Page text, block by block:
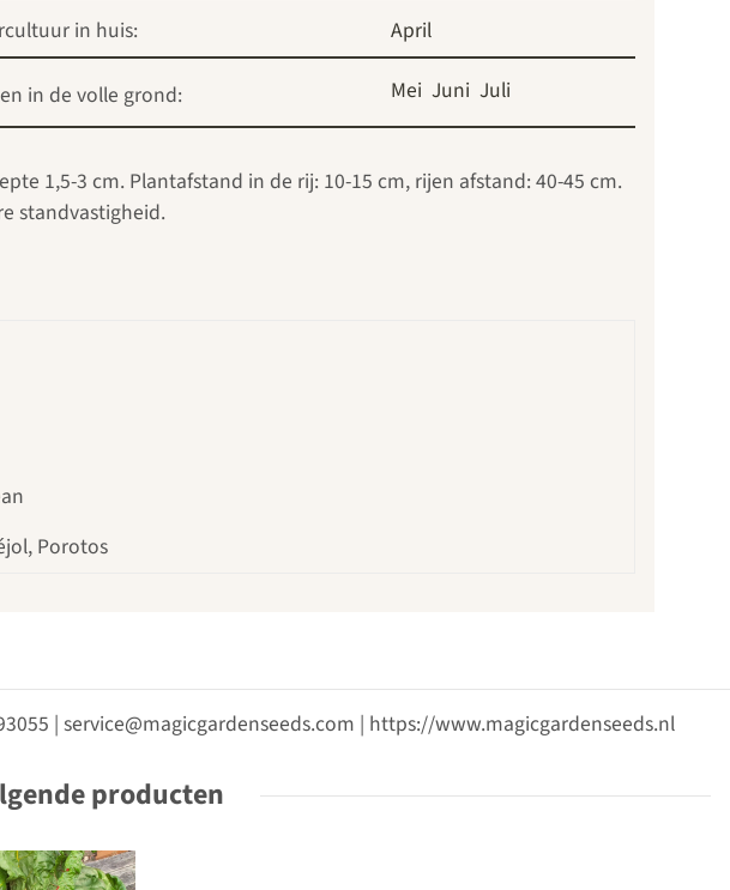
in huis:
April
in de volle grond: Mei Juni Juli
1,5-3 cm. Plantafstand in de rij: 10-15 cm, rijen afstand: 40-45 cm.
standvastigheid.
Porotos
| service@magicgardenseeds.com | https://www.magicgardenseeds.nl
producten